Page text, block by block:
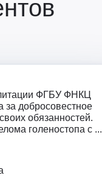
хирургия
хирургия
гинекологияФГБУ ФНКЦ
добросовестное
обязанностей.
голеностопа с ...